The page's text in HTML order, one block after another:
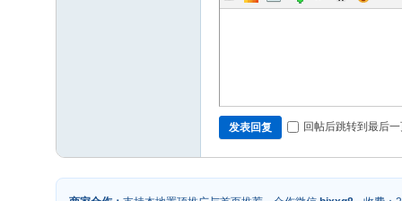
发表回复 回帖后跳转到最后